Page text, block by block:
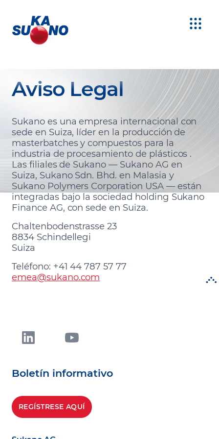
Aviso Legal
Sukano es una empresa internacional con
sede en Suiza, líder en la producción de
masterbatches y compuestos para la
industria de procesamiento de plásticos .
Las filiales de Sukano — Sukano AG en
Suiza, Sukano Sdn. Bhd. en Malasia y
Sukano Polymers Corporation USA — están
integradas bajo la sociedad holding Sukano
Finance AG, con sede en Suiza.
Chaltenbodenstrasse 23
8834 Schindellegi
Suiza
Teléfono: +41 44 787 57 77
emea@sukano.com
Boletín informativo
REGÍSTRESE AQUÍ